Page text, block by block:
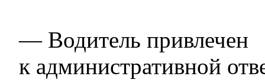
— Водитель привлечен
к административной